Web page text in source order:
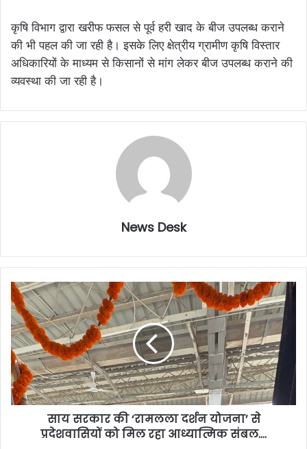
कृषि विभाग द्वारा खरीफ फसल से पूर्व हरी खाद के बीज उपलब्ध कराने
की भी पहल की जा रही है। इसके लिए क्षेत्रीय ग्रामीण कृषि विस्तार
अधिकारियों के माध्यम से किसानों से मांग लेकर बीज उपलब्ध कराने की
व्यवस्था की जा रही है।
News Desk
साय सरकार की ‘रामलला दर्शन योजना’ से
प्रदेशवासियों को मिल रहा आध्यात्मिक संबल….